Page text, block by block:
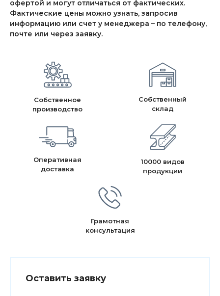
офертой и могут отличаться от фактических.
Фактические цены можно узнать, запросив
информацию или счет у менеджера – по телефону,
почте или через заявку.
Собственное
производство
Собственный
склад
Оперативная
доставка
10000 видов
продукции
Грамотная
консультация
Оставить заявку